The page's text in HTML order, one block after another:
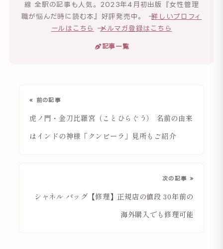
線 全駅の記事も人気。2023年4月初出版『女性管理
職が悩んだ時に読む本』好評発売中。 →詳しいプロフィ
ールはこちら
→メルマガ登録はこちら
記事一覧
« 前の記事
虎ノ門・金刀比羅宮（ことひらぐう） 名前の由来
はインドの神様「クンビーラ」見所もご紹介
次の記事 »
シャネル バッグ【修理】正規店の値段 30年前の
海外購入でも修理可能